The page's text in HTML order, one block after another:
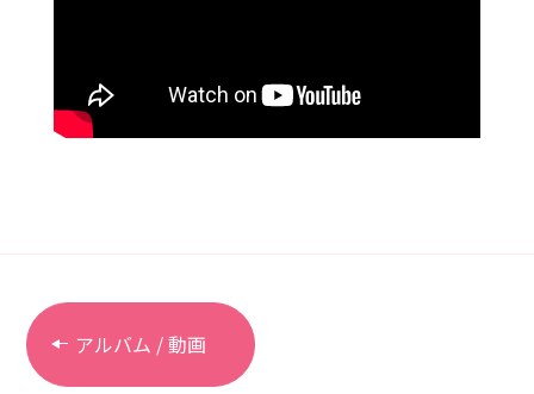
アルバム / 動画